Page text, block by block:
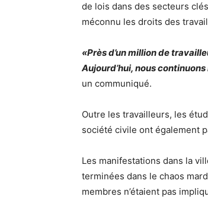
de lois dans des secteurs
méconnu les droits des
«Près d’un million de
Aujourd’hui, nous
un communiqué.
Outre les travailleurs, les
société civile ont également
Les manifestations dans la
terminées dans le chaos
membres n’étaient pas